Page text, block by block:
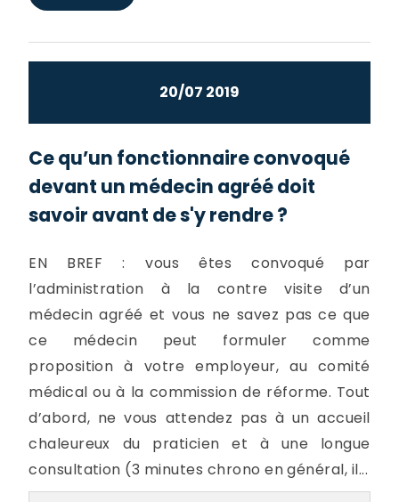
20/07 2019
Ce qu’un fonctionnaire convoqué
devant un médecin agréé doit
savoir avant de s'y rendre ?
EN BREF : vous êtes convoqué par
l’administration à la contre visite d’un
médecin agréé et vous ne savez pas ce que
ce médecin peut formuler comme
proposition à votre employeur, au comité
médical ou à la commission de réforme. Tout
d’abord, ne vous attendez pas à un accueil
chaleureux du praticien et à une longue
consultation (3 minutes chrono en général, il...